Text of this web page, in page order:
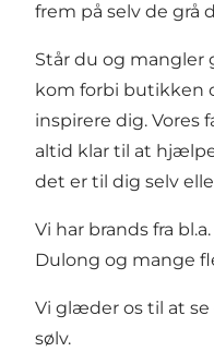
frem på selv de grå
Står du og mangler
kom forbi butikken
inspirere dig. Vores
altid klar til at
det er til dig selv
Vi har brands fra
Dulong og mange
Vi glæder os til at
sølv.